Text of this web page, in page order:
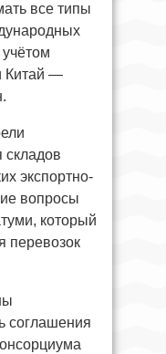
все типы
Китай —
складов
экспортно-
вопросы
который
перевозок
соглашения